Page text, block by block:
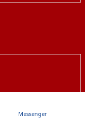
Messenger